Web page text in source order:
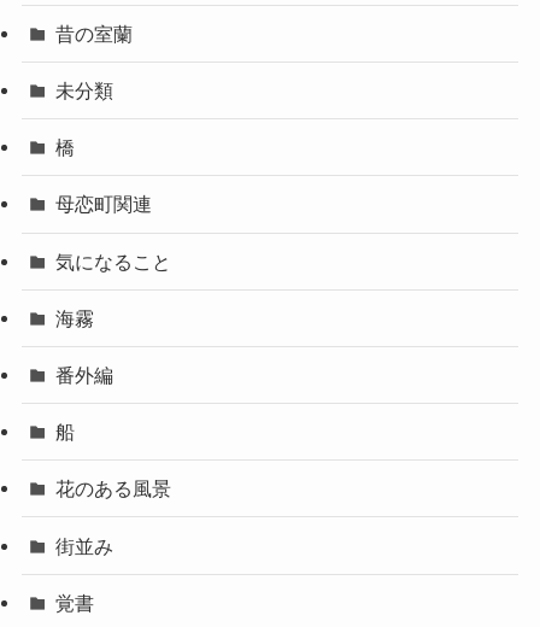
昔の室蘭
未分類
橋
母恋町関連
気になること
海霧
番外編
船
花のある風景
街並み
覚書